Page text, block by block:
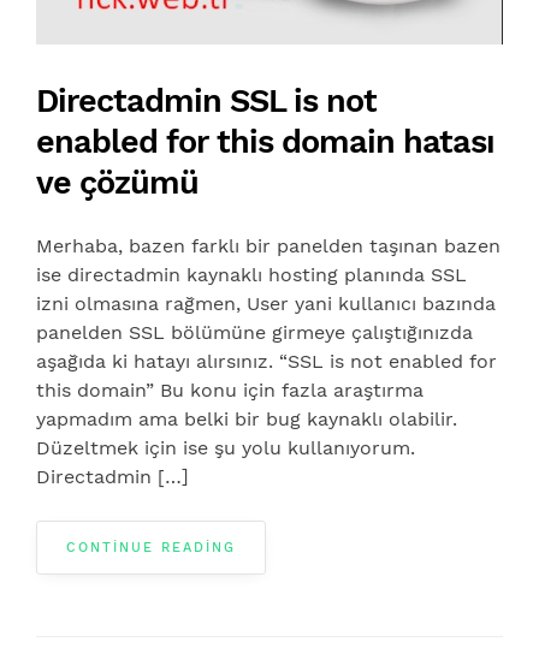
Directadmin SSL is not
enabled for this domain hatası
ve çözümü
Merhaba, bazen farklı bir panelden taşınan bazen
ise directadmin kaynaklı hosting planında SSL
izni olmasına rağmen, User yani kullanıcı bazında
panelden SSL bölümüne girmeye çalıştığınızda
aşağıda ki hatayı alırsınız. “SSL is not enabled for
this domain” Bu konu için fazla araştırma
yapmadım ama belki bir bug kaynaklı olabilir.
Düzeltmek için ise şu yolu kullanıyorum.
Directadmin […]
CONTINUE READING